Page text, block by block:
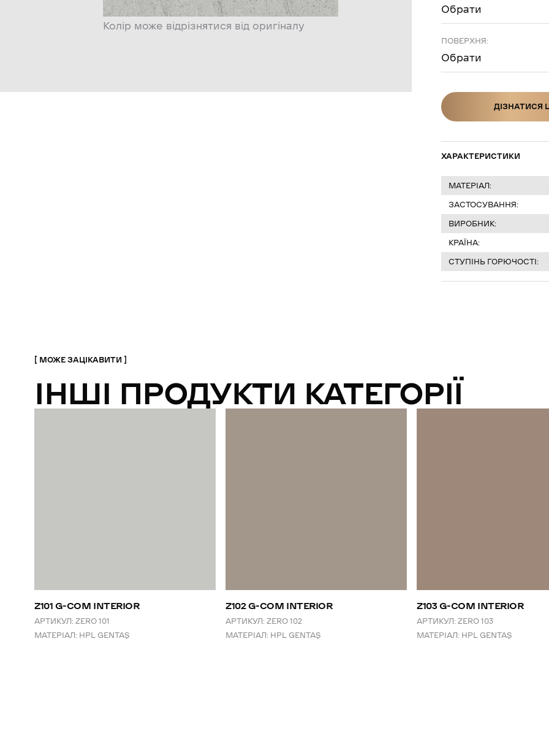
Колір може відрізнятися від оригіналу
Обрати
ПОВЕРХНЯ:
Обрати
ДІЗНАТИСЯ
ХАРАКТЕРИСТИКИ
МАТЕРІАЛ:
ЗАСТОСУВАННЯ:
ВИРОБНИК:
КРАЇНА:
СТУПІНЬ ГОРЮЧОСТІ:
МОЖЕ ЗАЦІКАВИТИ
ІНШІ ПРОДУКТИ КАТЕГОРІЇ
Z101 G-COM INTERIOR
АРТИКУЛ: ZERO 101
МАТЕРІАЛ: HPL GENTAŞ
Z102 G-COM INTERIOR
АРТИКУЛ: ZERO 102
МАТЕРІАЛ: HPL GENTAŞ
Z103 G-COM INTERIOR
АРТИКУЛ: ZERO 103
МАТЕРІАЛ: HPL GENTAŞ